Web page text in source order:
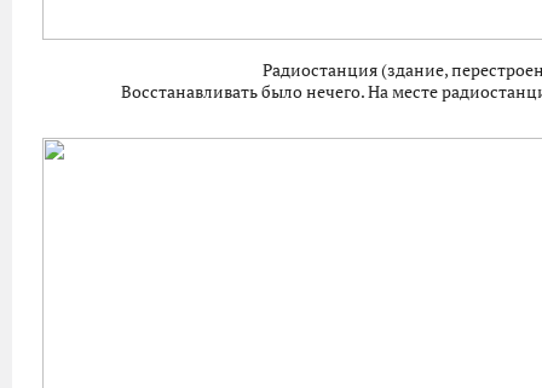
Радиостанция (здание,
Восстанавливать было нечего. На месте